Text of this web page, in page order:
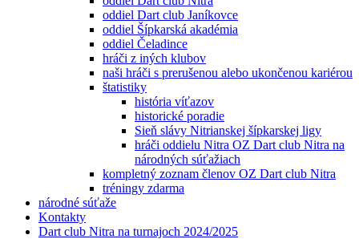
oddiel Dart club Janíkovce
oddiel Šípkarská akadémia
oddiel Čeladince
hráči z iných klubov
naši hráči s prerušenou alebo ukončenou kariérou
štatistiky
história víťazov
historické poradie
Sieň slávy Nitrianskej šípkarskej ligy
hráči oddielu Nitra OZ Dart club Nitra na
národných súťažiach
kompletný zoznam členov OZ Dart club Nitra
tréningy zdarma
národné súťaže
Kontakty
Dart club Nitra na turnajoch 2024/2025